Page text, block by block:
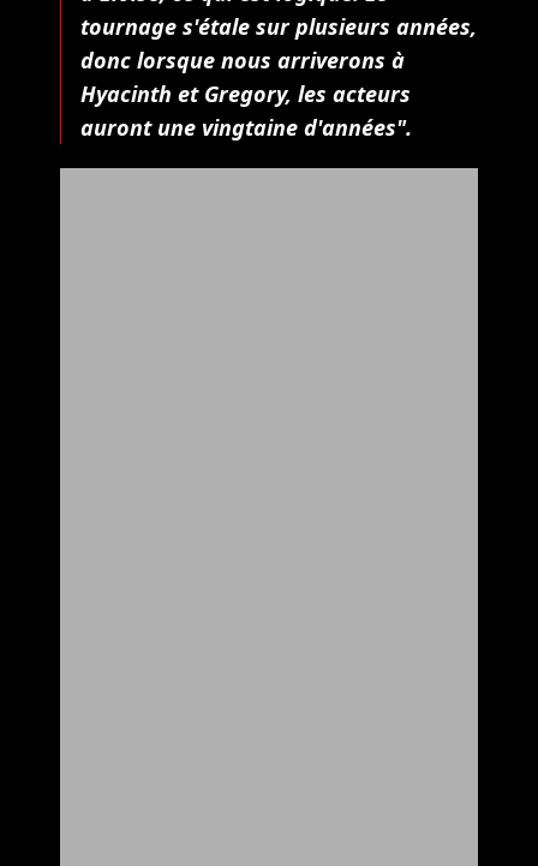
tournage s'étale sur plusieurs années,
donc lorsque nous arriverons à
Hyacinth et Gregory, les acteurs
auront une vingtaine d'années".